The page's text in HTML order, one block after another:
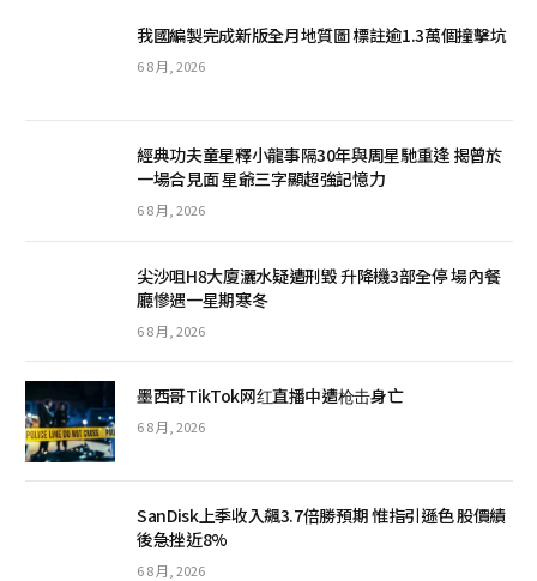
我國編製完成新版全月地質圖 標註逾1.3萬個撞擊坑
6 8 月, 2026
經典功夫童星釋小龍事隔30年與周星馳重逢 揭曾於
一場合見面 星爺三字顯超強記憶力
6 8 月, 2026
尖沙咀H8大廈灑水疑遭刑毀 升降機3部全停 場內餐
廳慘遇一星期寒冬
6 8 月, 2026
墨西哥TikTok网红直播中遭枪击身亡
6 8 月, 2026
SanDisk上季收入飆3.7倍勝預期 惟指引遜色 股價績
後急挫近8%
6 8 月, 2026